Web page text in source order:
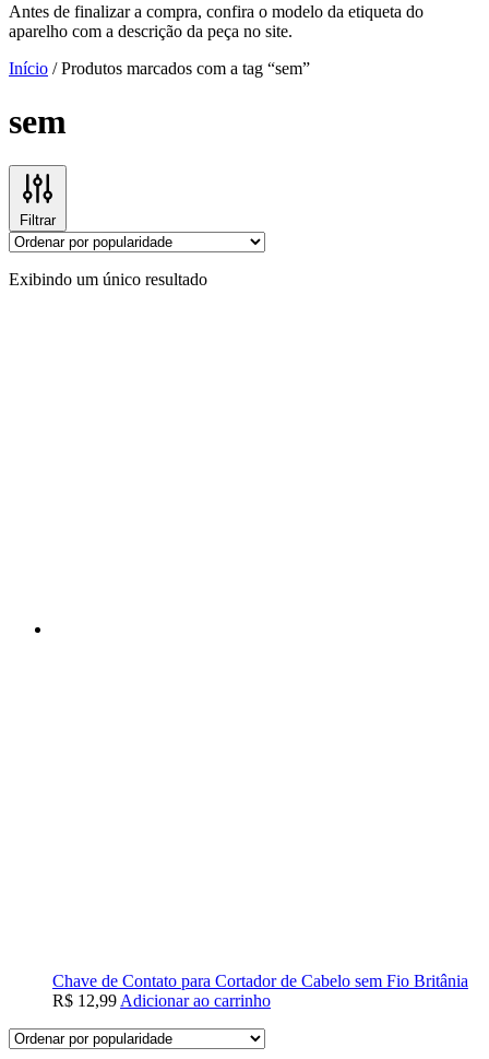
Antes de finalizar a compra, confira o modelo da etiqueta do
aparelho com a descrição da peça no site.
Início /Produtos marcados com a tag “sem”
sem
Filtrar
Exibindo um único resultado
Chave de Contato para Cortador de Cabelo sem Fio Britânia
R$ 12,99Adicionar ao carrinho